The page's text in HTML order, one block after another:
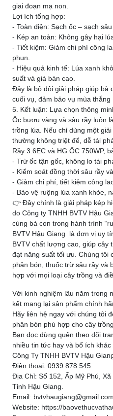
giai đoạn mạ non.
Lợi ích tổng hợp:
- Toàn diện: Sạch ốc – sạch sâu
- Kép an toàn: Không gây hại
- Tiết kiệm: Giảm chi phí công
phun.
- Hiệu quả kinh tế: Lúa xanh
suất và giá bán cao.
Đây là bộ đôi giải pháp giúp bà
cuối vụ, đảm bảo vụ mùa thắng
5. Kết luận: Lựa chọn thông
Ốc bươu vàng và sâu rầy luôn
trồng lúa. Nếu chỉ dùng một
thường không triệt để, dễ tái
Rầy 3.6EC và HG ỐC 750WP,
- Trừ ốc tận gốc, không lo tái
- Kiểm soát đồng thời sâu rầy
- Giảm chi phí, tiết kiệm công
- Bảo vệ ruộng lúa xanh khỏe,
👉 Đây chính là giải pháp kép
do Công ty TNHH BVTV Hậu
cùng bà con trong hành trình
BVTV Hậu Giang là đơn vị uy
BVTV chất lượng cao, giúp cây
đạt năng suất tối ưu. Chúng tôi
phân bón, thuốc trừ sâu rầy và
hợp với mọi loại cây trồng và
Với kinh nghiệm lâu năm trong
kết mang lại sản phẩm chính
Hãy liên hệ ngay với chúng tôi
phân bón phù hợp cho cây
Bạn đọc đừng quên theo dõi
nhiều tin tức hay và bổ ích khác
Công Ty TNHH BVTV Hậu
Điện thoại: 0939 878 545
Địa Chỉ: Số 152, Ấp Mỹ Phú,
Tỉnh Hậu Giang.
Email: bvtvhaugiang@gmail.com
Website: https://